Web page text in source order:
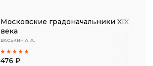
Московские градоначальники XIX
века
ВАСЬКИН А. А.
476 ₽